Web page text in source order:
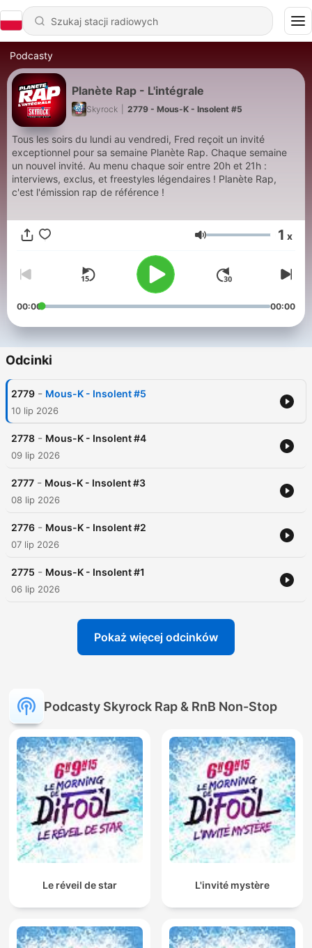
Podcasty
Planète Rap - L'intégrale
Skyrock 2779 - Mous-K - Insolent #5
Tous les soirs du lundi au vendredi, Fred reçoit un invité
exceptionnel pour sa semaine Planète Rap. Chaque semaine
un nouvel invité. Au menu chaque soir entre 20h et 21h :
interviews, exclus, et freestyles légendaires ! Planète Rap,
c'est l'émission rap de référence !
Głośność 1 x
00:00 00:00
Odcinki
2779 - Mous-K - Insolent #5
10 lip 2026
2778 - Mous-K - Insolent #4
09 lip 2026
2777 - Mous-K - Insolent #3
08 lip 2026
2776 - Mous-K - Insolent #2
07 lip 2026
2775 - Mous-K - Insolent #1
06 lip 2026
Pokaż więcej odcinków
Podcasty Skyrock Rap & RnB Non-Stop
Le réveil de star L'invité mystère